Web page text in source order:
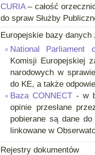
CURIA– całość
do spraw Służby
Europejskie bazy
National Parliament
Komisji Europejskiej
narodowych w
do KE, a także
Baza CONNECT - w
opinie przesłane
pobierane są dane
linkowane w
Rejestry dokumentów